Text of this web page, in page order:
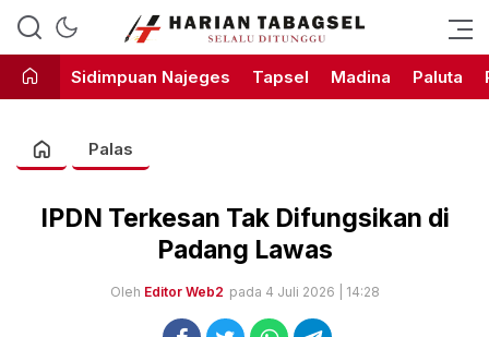
Harian Tabagsel
Harian Tabagsel Official Website
Sidimpuan Najeges
Tapsel Madina Paluta
Palas
IPDN Terkesan Tak Difungsikan di
Padang Lawas
Oleh Editor Web2 pada 4 Juli 2026 | 14:28